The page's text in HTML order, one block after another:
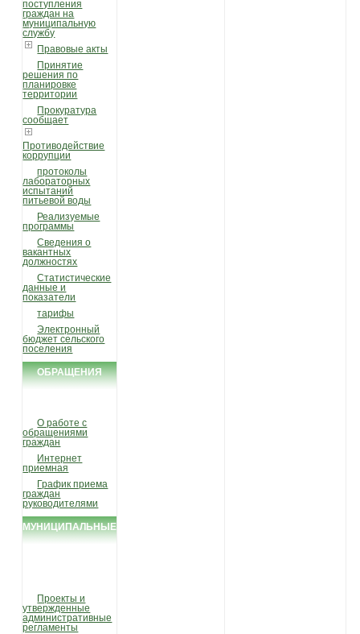
поступления
граждан на
муниципальную
службу
Правовые акты
Принятие
решения по
планировке
территории
Прокуратура
сообщает
Противодействие
коррупции
протоколы
лабораторных
испытаний
питьевой воды
Реализуемые
программы
Сведения о
вакантных
должностях
Статистические
данные и
показатели
тарифы
Электронный
бюджет сельского
поселения
ОБРАЩЕНИЯ
О работе с
обращениями
граждан
Интернет
приемная
График приема
граждан
руководителями
МУНИЦИПАЛЬНЫЕ
Проекты и
утвержденные
административные
регламенты